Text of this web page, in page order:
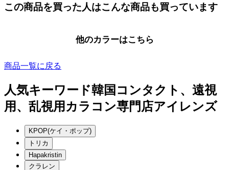
この商品を買った人はこんな商品も買っています
他のカラーはこちら
商品一覧に戻る
人気キーワード韓国コンタクト、遠視
用、乱視用カラコン専門店アイレンズ